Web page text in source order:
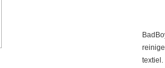
textiel.